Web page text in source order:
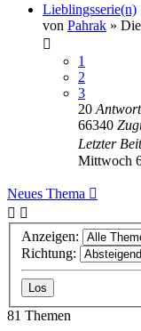
Lieblingsserie(n)
von Pahrak »
1
2
3
20
66340
Letzter
Mittwoch
Neues Thema
Anzeigen:
Richtung:
81 Themen